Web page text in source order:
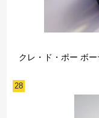
クレ・ド・ポー ボ
28